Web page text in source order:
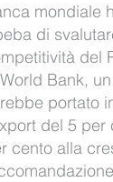
mondiale
di
del
Bank,
portato
del 5
cento alla